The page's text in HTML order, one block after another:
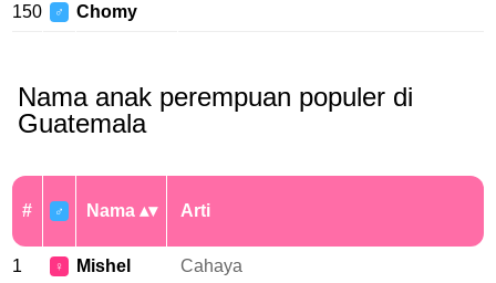
150 ♂ Chomy
Nama anak perempuan populer di
Guatemala
# ♂ Nama Arti
1 ♀ Mishel Cahaya